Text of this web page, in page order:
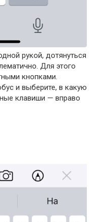
рукой, дотянуться
Для этого
кнопками.
и выберите, в какую
клавиши — вправо